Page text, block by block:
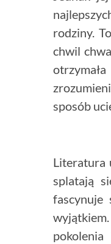
rodziny.
chwil
sposób
Literatura
splatają
fascynuje
wyjątkiem.